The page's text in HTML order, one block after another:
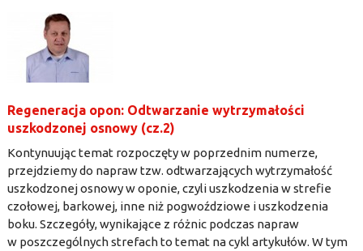
Regeneracja opon: Odtwarzanie wytrzymałości
uszkodzonej osnowy (cz.2)
Kontynuując temat rozpoczęty w poprzednim numerze,
przejdziemy do napraw tzw. odtwarzających wytrzymałość
uszkodzonej osnowy w oponie, czyli uszkodzenia w strefie
czołowej, barkowej, inne niż pogwoździowe i uszkodzenia
boku. Szczegóły, wynikające z różnic podczas napraw
w poszczególnych strefach to temat na cykl artykułów. W tym